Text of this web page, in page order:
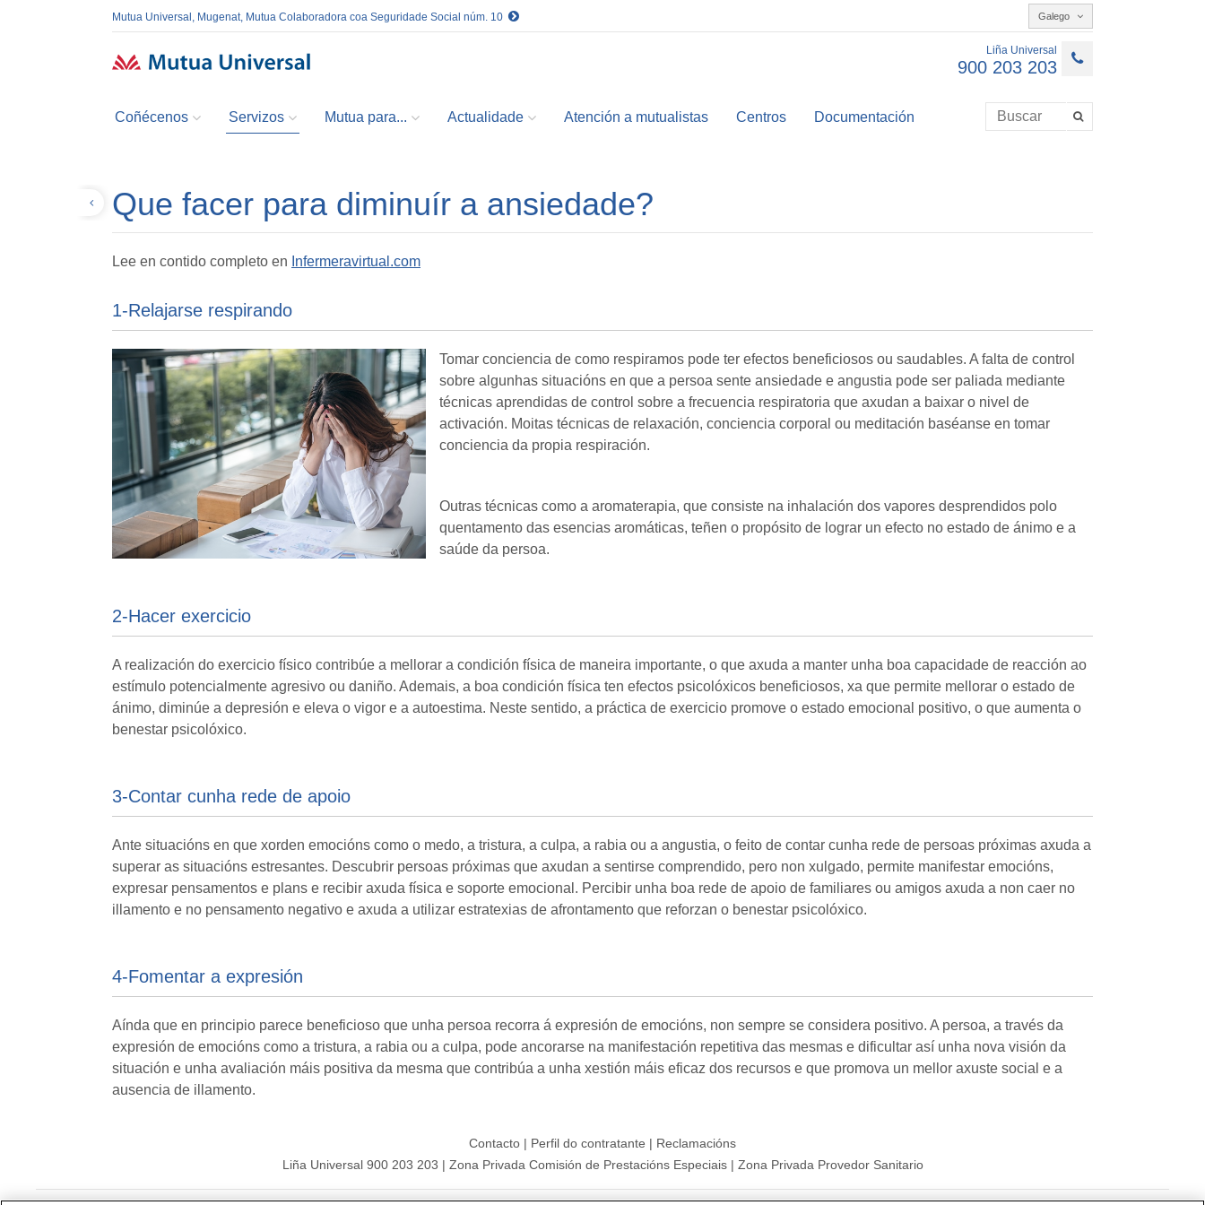
Mutua Universal, Mugenat, Mutua Colaboradora coa Seguridade Social núm. 10 Galego
Liña Universal
900 203 203
Coñécenos Servizos Mutua para... Actualidade Atención a mutualistas Centros Documentación
Que facer para diminuír a ansiedade?
Lee en contido completo en Infermeravirtual.com
1-Relajarse respirando
Tomar conciencia de como respiramos pode ter efectos beneficiosos ou saudables. A falta de control
sobre algunhas situacións en que a persoa sente ansiedade e angustia pode ser paliada mediante
técnicas aprendidas de control sobre a frecuencia respiratoria que axudan a baixar o nivel de
activación. Moitas técnicas de relaxación, conciencia corporal ou meditación baséanse en tomar
conciencia da propia respiración.
Outras técnicas como a aromaterapia, que consiste na inhalación dos vapores desprendidos polo
quentamento das esencias aromáticas, teñen o propósito de lograr un efecto no estado de ánimo e a
saúde da persoa.
2-Hacer exercicio
A realización do exercicio físico contribúe a mellorar a condición física de maneira importante, o que axuda a manter unha boa capacidade de reacción ao
estímulo potencialmente agresivo ou daniño. Ademais, a boa condición física ten efectos psicolóxicos beneficiosos, xa que permite mellorar o estado de
ánimo, diminúe a depresión e eleva o vigor e a autoestima. Neste sentido, a práctica de exercicio promove o estado emocional positivo, o que aumenta o
benestar psicolóxico.
3-Contar cunha rede de apoio
Ante situacións en que xorden emocións como o medo, a tristura, a culpa, a rabia ou a angustia, o feito de contar cunha rede de persoas próximas axuda a
superar as situacións estresantes. Descubrir persoas próximas que axudan a sentirse comprendido, pero non xulgado, permite manifestar emocións,
expresar pensamentos e plans e recibir axuda física e soporte emocional. Percibir unha boa rede de apoio de familiares ou amigos axuda a non caer no
illamento e no pensamento negativo e axuda a utilizar estratexias de afrontamento que reforzan o benestar psicolóxico.
4-Fomentar a expresión
Aínda que en principio parece beneficioso que unha persoa recorra á expresión de emocións, non sempre se considera positivo. A persoa, a través da
expresión de emocións como a tristura, a rabia ou a culpa, pode ancorarse na manifestación repetitiva das mesmas e dificultar así unha nova visión da
situación e unha avaliación máis positiva da mesma que contribúa a unha xestión máis eficaz dos recursos e que promova un mellor axuste social e a
ausencia de illamento.
Contacto | Perfil do contratante | Reclamacións
Liña Universal 900 203 203 | Zona Privada Comisión de Prestacións Especiais | Zona Privada Provedor Sanitario